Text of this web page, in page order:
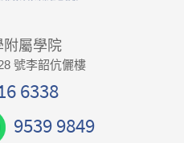
附屬學院
號李韶伉儷樓
6338
9539 9849